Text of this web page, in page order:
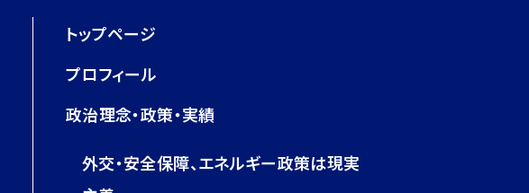
トップページ
プロフィール
政治理念・政策・実績
外交・安全保障、エネルギー政策は現実